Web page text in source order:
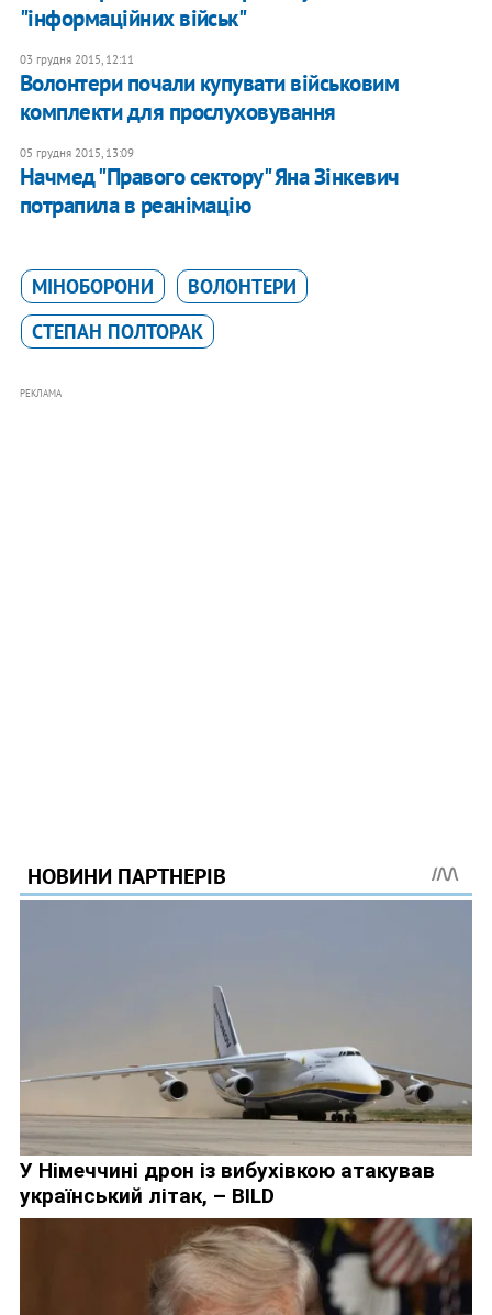
"інформаційних військ"
03 грудня 2015, 12:11
Волонтери почали купувати військовим
комплекти для прослуховування
05 грудня 2015, 13:09
Начмед "Правого сектору" Яна Зінкевич
потрапила в реанімацію
МІНОБОРОНИ
ВОЛОНТЕРИ
СТЕПАН ПОЛТОРАК
РЕКЛАМА